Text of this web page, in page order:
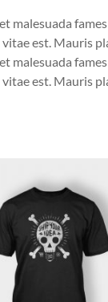
est. Mauris
est. Mauris